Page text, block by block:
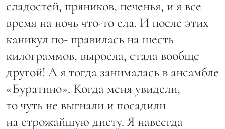
сладостей, пряников, печенья, и я все
время на ночь что-то ела. И после этих
каникул по- правилась на шесть
килограммов, выросла, стала вообще
другой! А я тогда занималась в ансамбле
«Буратино». Когда меня увидели,
то чуть не выгнали и посадили
на строжайшую диету. Я навсегда